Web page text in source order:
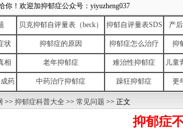
你！欢迎加抑郁症公众号：yiyuzheng037
贝克抑郁自评量表（beck） 抑郁自评量表SDS 产
状 抑郁症的原因 抑郁症怎么治疗 抑
相 老年抑郁症 难治性抑郁症 儿童
药 中药治疗抑郁症 躁狂抑郁症 更
>> 抑郁症科普大全 >> 常见问题 >> 正文
抑郁症